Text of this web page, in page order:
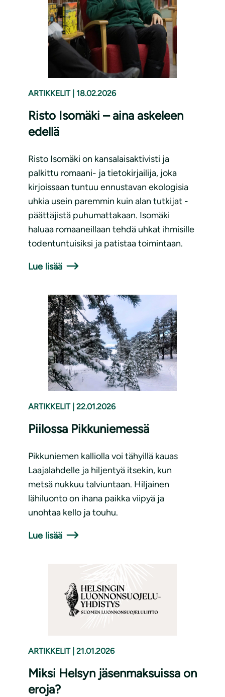
ARTIKKELIT 18.02.2026
Risto Isomäki – aina askeleen
edellä
Risto Isomäki on kansalaisaktivisti ja
palkittu romaani- ja tietokirjailija, joka
kirjoissaan tuntuu ennustavan ekologisia
uhkia usein paremmin kuin alan tutkijat -
päättäjistä puhumattakaan. Isomäki
haluaa romaaneillaan tehdä uhkat ihmisille
todentuntuisiksi ja patistaa toimintaan.
Lue lisää
ARTIKKELIT 22.01.2026
Piilossa Pikkuniemessä
Pikkuniemen kalliolla voi tähyillä kauas
Laajalahdelle ja hiljentyä itsekin, kun
metsä nukkuu talviuntaan. Hiljainen
lähiluonto on ihana paikka viipyä ja
unohtaa kello ja touhu.
Lue lisää
ARTIKKELIT 21.01.2026
Miksi Helsyn jäsenmaksuissa on
eroja?